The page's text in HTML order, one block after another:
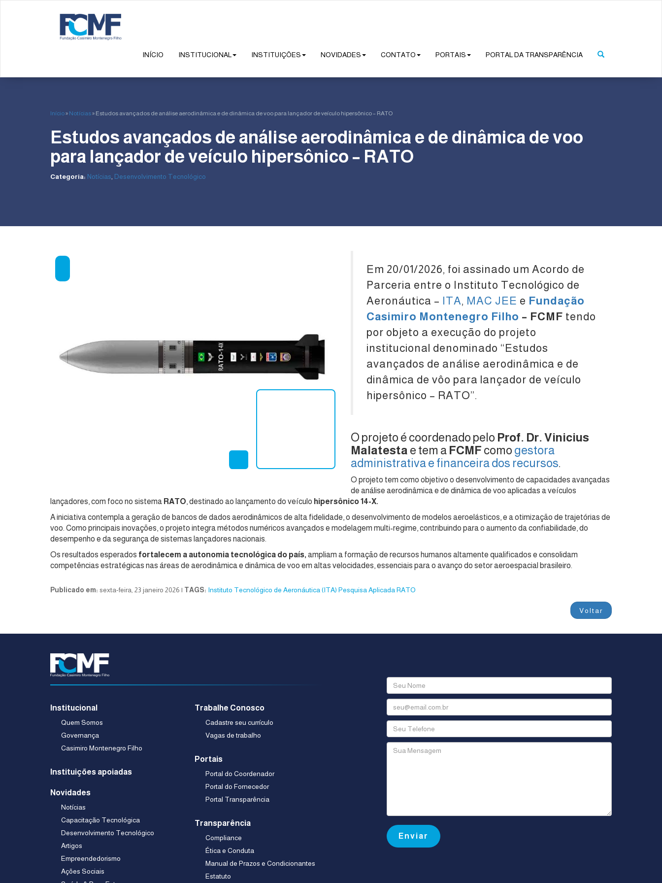
INÍCIO INSTITUCIONAL INSTITUIÇÕES NOVIDADES CONTATO PORTAIS PORTAL DA TRANSPARÊNCIA
Início» Notícias» Estudos avançados de análise aerodinâmica e de dinâmica de voo para lançador de veículo hipersônico – RATO
Estudos avançados de análise aerodinâmica e de dinâmica de voo
para lançador de veículo hipersônico – RATO
Categoria: Notícias, Desenvolvimento Tecnológico
Em 20/01/2026, foi assinado um Acordo de
Parceria entre o Instituto Tecnológico de
Aeronáutica – ITA, MAC JEE e Fundação
Casimiro Montenegro Filho – FCMF tendo
por objeto a execução do projeto
institucional denominado “Estudos
avançados de análise aerodinâmica e de
dinâmica de vôo para lançador de veículo
hipersônico – RATO”.
O projeto é coordenado pelo Prof. Dr. Vinicius
Malatesta e tem a FCMF como gestora
administrativa e financeira dos recursos.
O projeto tem como objetivo o desenvolvimento de capacidades avançadas
de análise aerodinâmica e de dinâmica de voo aplicadas a veículos
lançadores, com foco no sistema RATO, destinado ao lançamento do veículo hipersônico 14-X.
A iniciativa contempla a geração de bancos de dados aerodinâmicos de alta fidelidade, o desenvolvimento de modelos aeroelásticos, e a otimização de trajetórias de
voo. Como principais inovações, o projeto integra métodos numéricos avançados e modelagem multi-regime, contribuindo para o aumento da confiabilidade, do
desempenho e da segurança de sistemas lançadores nacionais.
Os resultados esperados fortalecem a autonomia tecnológica do país, ampliam a formação de recursos humanos altamente qualificados e consolidam
competências estratégicas nas áreas de aerodinâmica e dinâmica de voo em altas velocidades, essenciais para o avanço do setor aeroespacial brasileiro.
Publicado em: sexta-feira, 23 janeiro 2026 | TAGS: Instituto Tecnológico de Aeronáutica (ITA) Pesquisa AplicadaRATO
Voltar
Institucional
Quem Somos
Governança
Casimiro Montenegro Filho
Instituições apoiadas
Novidades
Notícias
Capacitação Tecnológica
Desenvolvimento Tecnológico
Artigos
Empreendedorismo
Ações Sociais
Trabalhe Conosco
Cadastre seu currículo
Vagas de trabalho
Portais
Portal do Coordenador
Portal do Fornecedor
Portal Transparência
Transparência
Compliance
Ética e Conduta
Manual de Prazos e Condicionantes
Estatuto